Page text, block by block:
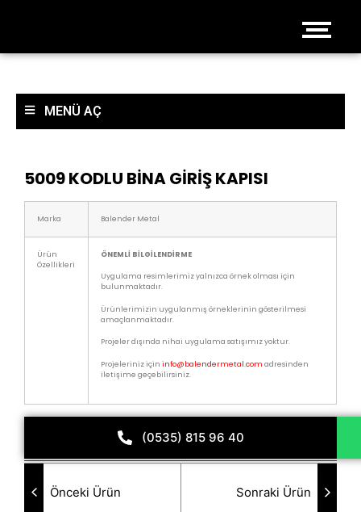
MENÜ AÇ
5009 KODLU BİNA GİRİŞ KAPISI
Marka Balender Metal
Ürün
Özellikleri
ÖNEMLİ BİLGİLENDİRME
Uygulama resimlerimiz yalnızca örnek olması için
bulunmaktadır.
Ürünlerimizin uygulanmış örneklerinin gösterilmesi
amaçlanmaktadır.
Projeler dışında nihai uygulama satışımız yoktur.
Projeleriniz için info@balendermetal.com adresinden
iletişime geçebilirsiniz.
(0535) 815 96 40
Önceki Ürün Sonraki Ürün